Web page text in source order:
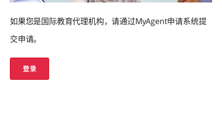
如果您是国际教育代理机构，请通过MyAgent申请系统提
交申请。
登录